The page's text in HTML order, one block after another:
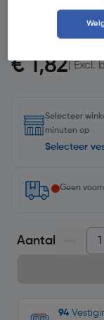
€ 1,82 | Excl.
Selecteer
minuten op
Selecteer
Geen
Aantal
94